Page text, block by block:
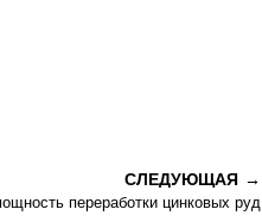
СЛЕДУЮЩАЯ
переработки цинковых руд